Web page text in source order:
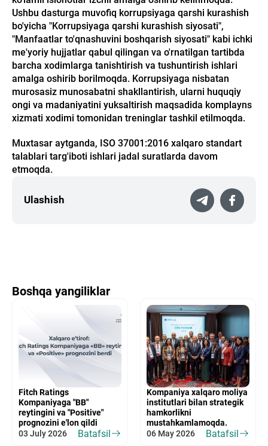
Ushbu dasturga muvofiq korrupsiyaga qarshi kurashish
bo'yicha "Korrupsiyaga qarshi kurashish siyosati",
"Manfaatlar to'qnashuvini boshqarish siyosati" kabi ichki
me'yoriy hujjatlar qabul qilingan va o'rnatilgan tartibda
barcha xodimlarga tanishtirish va tushuntirish ishlari
amalga oshirib borilmoqda. Korrupsiyaga nisbatan
murosasiz munosabatni shakllantirish, ularni huquqiy
ongi va madaniyatini yuksaltirish maqsadida komplayns
xizmati xodimi tomonidan treninglar tashkil etilmoqda.
Muxtasar aytganda, ISO 37001:2016 xalqaro standart
talablari targ'iboti ishlari jadal suratlarda davom
etmoqda.
Ulashish
Boshqa yangiliklar
Fitch Ratings
Kompaniyaga "BB"
reytingini va "Positive"
prognozini e'lon qildi
03 July 2026
Batafsil
Kompaniya xalqaro moliya
institutlari bilan strategik
hamkorlikni
mustahkamlamoqda.
06 May 2026
Batafsil